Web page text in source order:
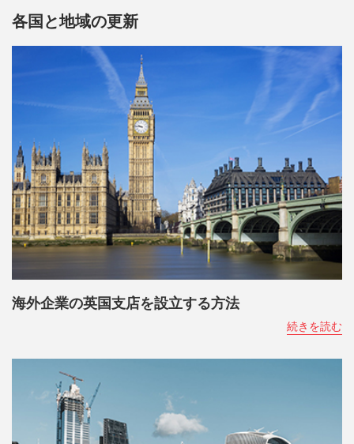
各国と地域の更新
海外企業の英国支店を設立する方法
続きを読む